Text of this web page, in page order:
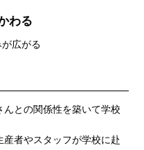
わる
広がる
との関係性を築いて学校
者やスタッフが学校に赴